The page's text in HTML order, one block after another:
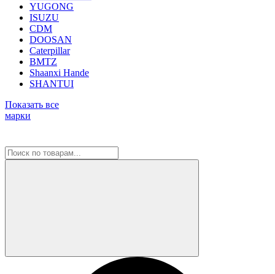
YUGONG
ISUZU
CDM
DOOSAN
Caterpillar
BMTZ
Shaanxi Hande
SHANTUI
Показать все
марки